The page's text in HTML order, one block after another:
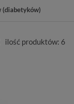
(diabetyków)
ilość produktów: 6